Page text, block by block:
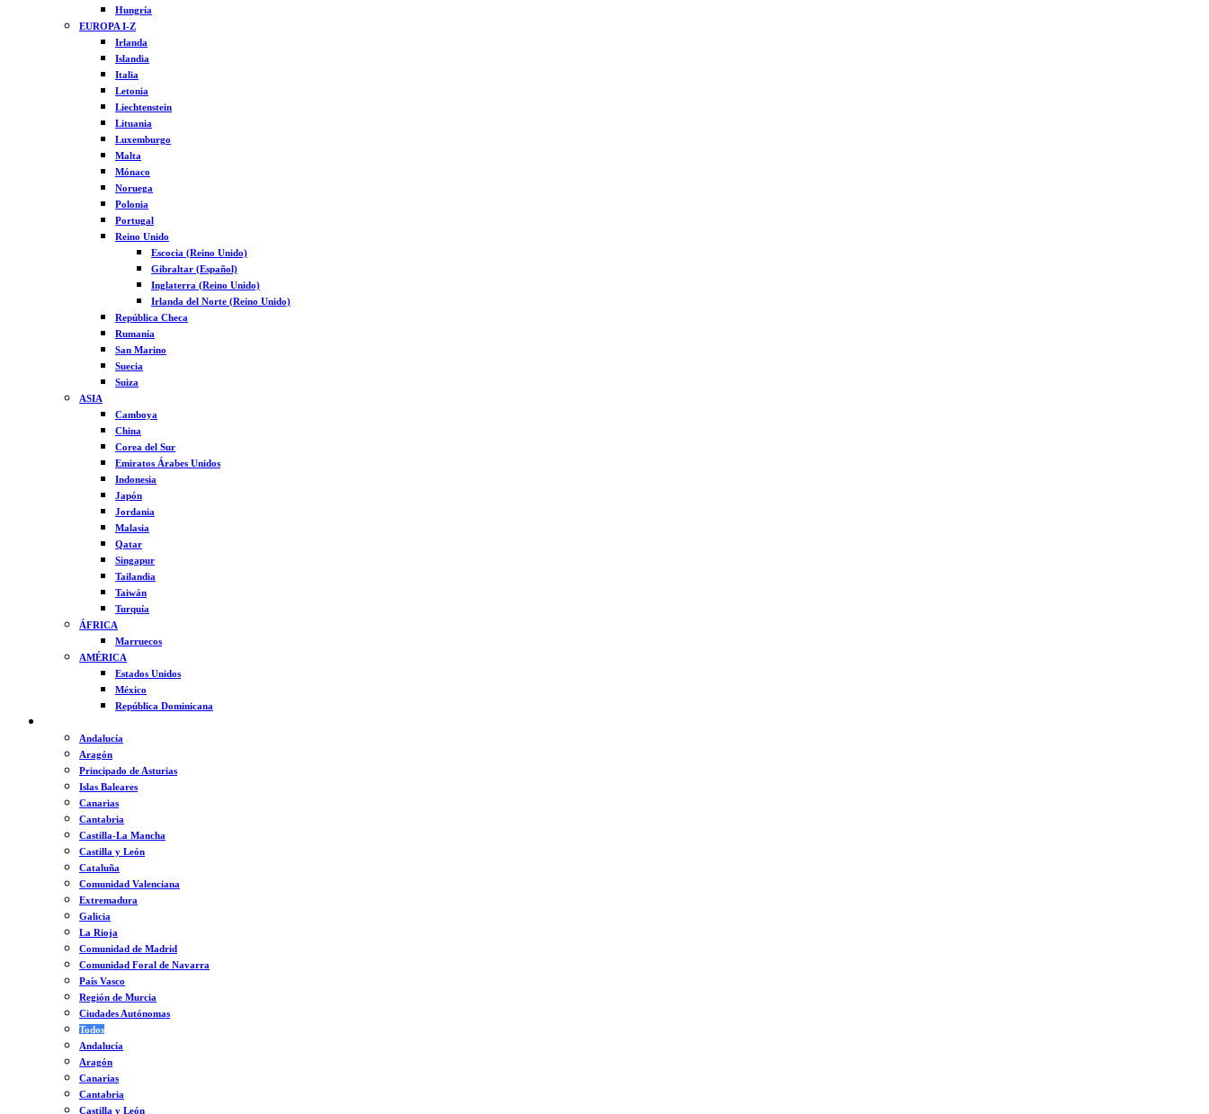
Hungría
EUROPA I-Z
Irlanda
Islandia
Italia
Letonia
Liechtenstein
Lituania
Luxemburgo
Malta
Mónaco
Noruega
Polonia
Portugal
Reino Unido
Escocia (Reino Unido)
Gibraltar (Español)
Inglaterra (Reino Unido)
Irlanda del Norte (Reino Unido)
República Checa
Rumanía
San Marino
Suecia
Suiza
ASIA
Camboya
China
Corea del Sur
Emiratos Árabes Unidos
Indonesia
Japón
Jordania
Malasia
Qatar
Singapur
Tailandia
Taiwán
Turquía
ÁFRICA
Marruecos
AMÉRICA
Estados Unidos
México
República Dominicana
Andalucía
Aragón
Principado de Asturias
Islas Baleares
Canarias
Cantabria
Castilla-La Mancha
Castilla y León
Cataluña
Comunidad Valenciana
Extremadura
Galicia
La Rioja
Comunidad de Madrid
Comunidad Foral de Navarra
País Vasco
Región de Murcia
Ciudades Autónomas
Todos
Andalucía
Aragón
Canarias
Cantabria
Castilla y León